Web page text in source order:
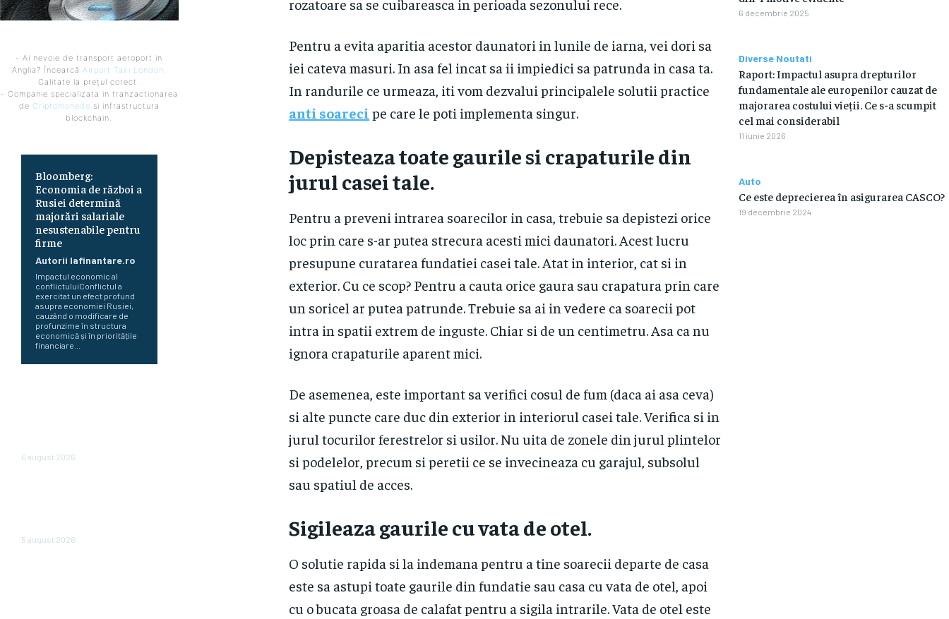
- Ai nevoie de transport aeroport in
Anglia? Încearcă Airport Taxi London.
Calitate la prețul corect.
- Companie specializata in tranzactionarea
de Criptomonede si infrastructura
blockchain.
Bloomberg:
Economia de război a
Rusiei determină
majorări salariale
nesustenabile pentru
firme
Autorii Iafinantare.ro
Impactul economic al
conflictuluiConflictul a
exercitat un efect profund
asupra economiei Rusiei,
cauzând o modificare de
profunzime în structura
economică și în prioritățile
financiare...
6 august 2026
5 august 2026
rozatoare sa se cuibareasca in perioada sezonului rece.
Pentru a evita aparitia acestor daunatori in lunile de iarna, vei dori sa
iei cateva masuri. In asa fel incat sa ii impiedici sa patrunda in casa ta.
In randurile ce urmeaza, iti vom dezvalui principalele solutii practice
anti soareci pe care le poti implementa singur.
​Depisteaza toate gaurile si crapaturile din
jurul casei tale.
Pentru a preveni intrarea soarecilor in casa, trebuie sa depistezi orice
loc prin care s-ar putea strecura acesti mici daunatori. Acest lucru
presupune curatarea fundatiei casei tale. Atat in interior, cat si in
exterior. Cu ce scop? Pentru a cauta orice gaura sau crapatura prin care
un soricel ar putea patrunde. Trebuie sa ai in vedere ca soarecii pot
intra in spatii extrem de inguste. Chiar si de un centimetru. Asa ca nu
ignora crapaturile aparent mici.
De asemenea, este important sa verifici cosul de fum (daca ai asa ceva)
si alte puncte care duc din exterior in interiorul casei tale. Verifica si in
jurul tocurilor ferestrelor si usilor. Nu uita de zonele din jurul plintelor
si podelelor, precum si peretii ce se invecineaza cu garajul, subsolul
sau spatiul de acces.
​Sigileaza gaurile cu vata de otel.
O solutie rapida si la indemana pentru a tine soarecii departe de casa
este sa astupi toate gaurile din fundatie sau casa cu vata de otel, apoi
cu o bucata groasa de calafat pentru a sigila intrarile. Vata de otel este
6 decembrie 2025
Diverse Noutati
Raport: Impactul asupra drepturilor
fundamentale ale europenilor cauzat de
majorarea costului vieții. Ce s-a scumpit
cel mai considerabil
11 iunie 2026
Auto
Ce este deprecierea în asigurarea CASCO?
19 decembrie 2024